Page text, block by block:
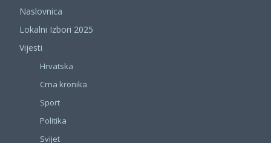
Naslovnica
Lokalni Izbori 2025
Vijesti
Hrvatska
Crna kronika
Sport
Politika
Svijet